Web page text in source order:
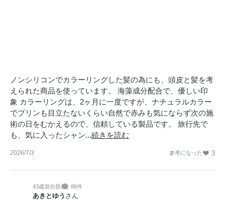
ノンシリコンでカラーリングした髪の為にも、頭皮と髪を考
えられた商品を使っています。 海藻成分配合で、優しい印
象 カラーリングは、2ヶ月に一度ですが、ナチュラルカラー
でプリンも目立たないくらい自然で赤みも気にならず次の施
術の日をむかえるので、信頼している製品です。 旅行先で
も、気に入ったシャン...続きを読む
2026/7/3 参考になった 3
43歳混合肌 86件
あきとゆう さん